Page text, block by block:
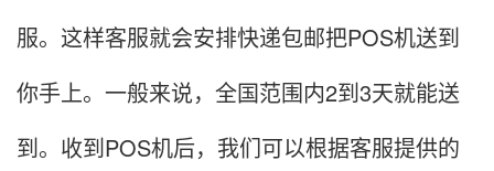
服。这样客服就会安排快递包邮把POS机送到
你手上。一般来说，全国范围内2到3天就能送
到。收到POS机后，我们可以根据客服提供的